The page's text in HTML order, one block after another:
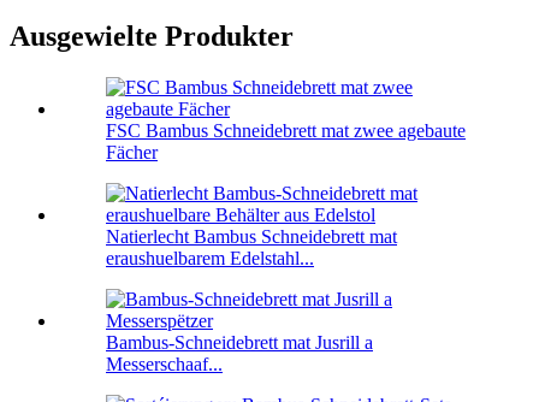
Ausgewielte Produkter
FSC Bambus Schneidebrett mat zwee agebaute
Fächer
Natierlecht Bambus Schneidebrett mat
eraushuelbarem Edelstahl...
Bambus-Schneidebrett mat Jusrill a
Messerschaaf...